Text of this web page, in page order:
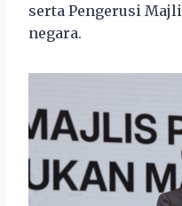
serta Pengerusi
negara.